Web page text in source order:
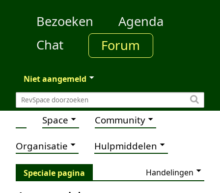
Bezoeken
Agenda
Chat
Forum
Niet aangemeld
Space Community
Organisatie Hulpmiddelen
Speciale pagina Handelingen